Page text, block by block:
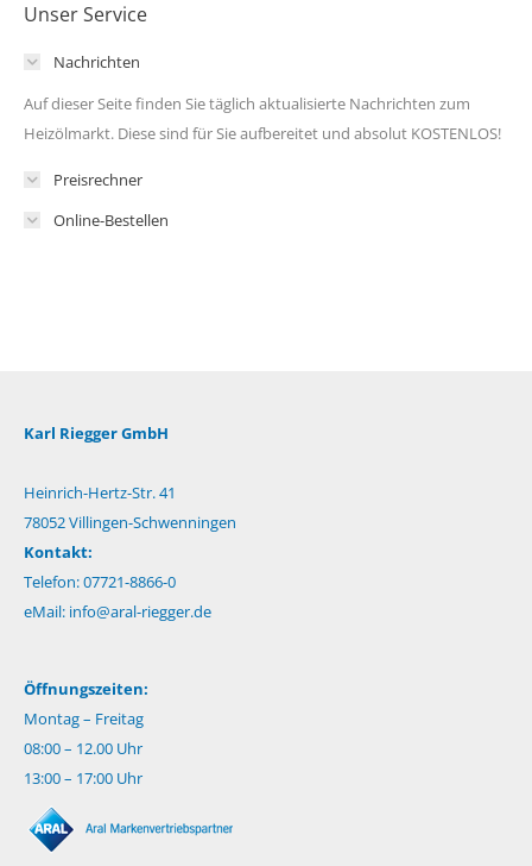
Unser Service
Nachrichten
Auf dieser Seite finden Sie täglich aktualisierte Nachrichten zum
Heizölmarkt. Diese sind für Sie aufbereitet und absolut KOSTENLOS!
Preisrechner
Online-Bestellen
Karl Riegger GmbH
Heinrich-Hertz-Str. 41
78052 Villingen-Schwenningen
Kontakt:
Telefon: 07721-8866-0
eMail: info@aral-riegger.de
Öffnungszeiten:
Montag – Freitag
08:00 – 12.00 Uhr
13:00 – 17:00 Uhr